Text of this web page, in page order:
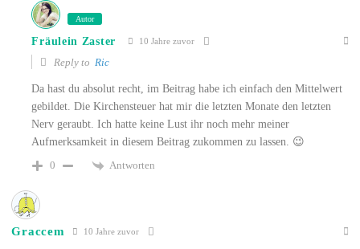
Autor
Fräulein Zaster 10 Jahre zuvor
Reply to Ric
Da hast du absolut recht, im Beitrag habe ich einfach den Mittelwert
gebildet. Die Kirchensteuer hat mir die letzten Monate den letzten
Nerv geraubt. Ich hatte keine Lust ihr noch mehr meiner
Aufmerksamkeit in diesem Beitrag zukommen zu lassen. 😉
0
Antworten
Graccem 10 Jahre zuvor